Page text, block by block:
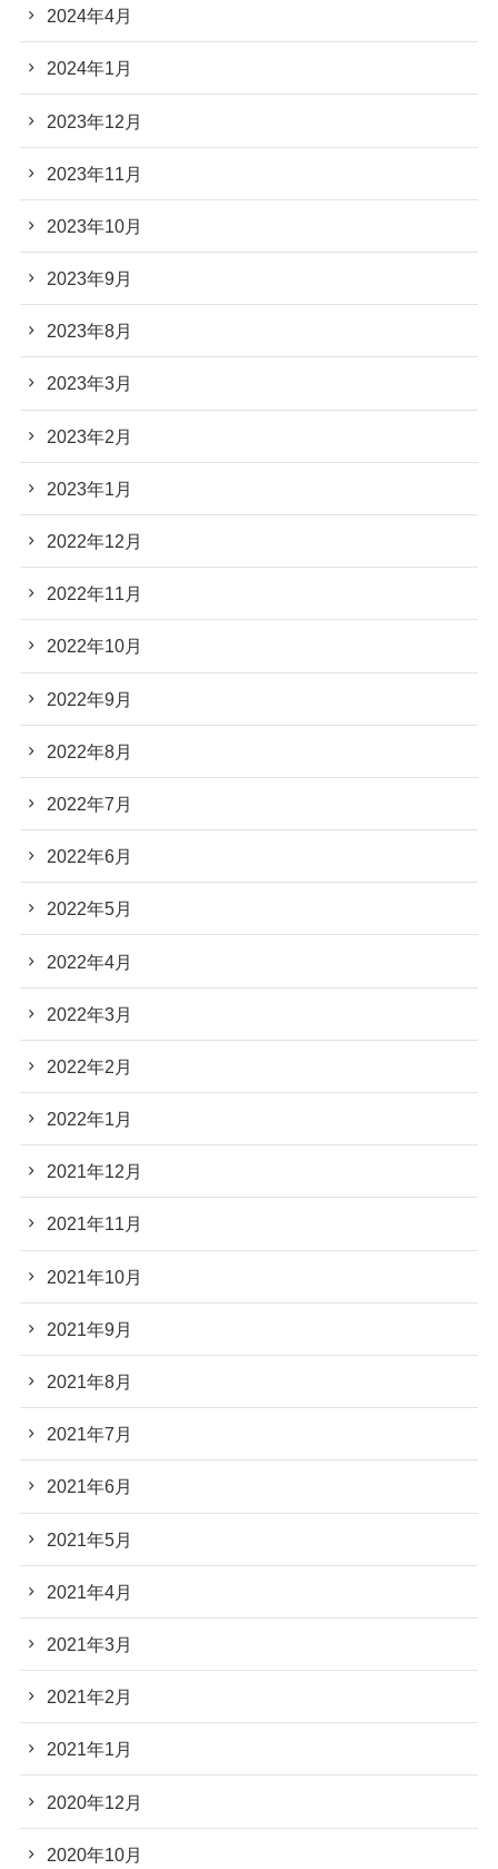
2024年4月
2024年1月
2023年12月
2023年11月
2023年10月
2023年9月
2023年8月
2023年3月
2023年2月
2023年1月
2022年12月
2022年11月
2022年10月
2022年9月
2022年8月
2022年7月
2022年6月
2022年5月
2022年4月
2022年3月
2022年2月
2022年1月
2021年12月
2021年11月
2021年10月
2021年9月
2021年8月
2021年7月
2021年6月
2021年5月
2021年4月
2021年3月
2021年2月
2021年1月
2020年12月
2020年10月